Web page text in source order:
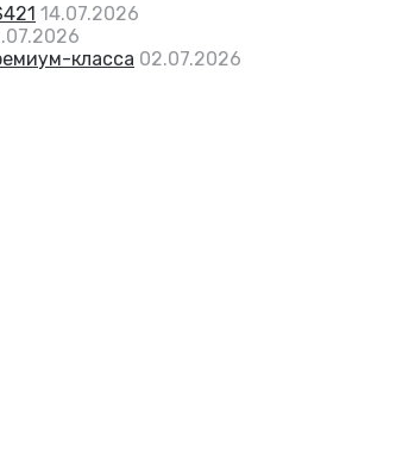
14.07.2026
класса 02.07.2026